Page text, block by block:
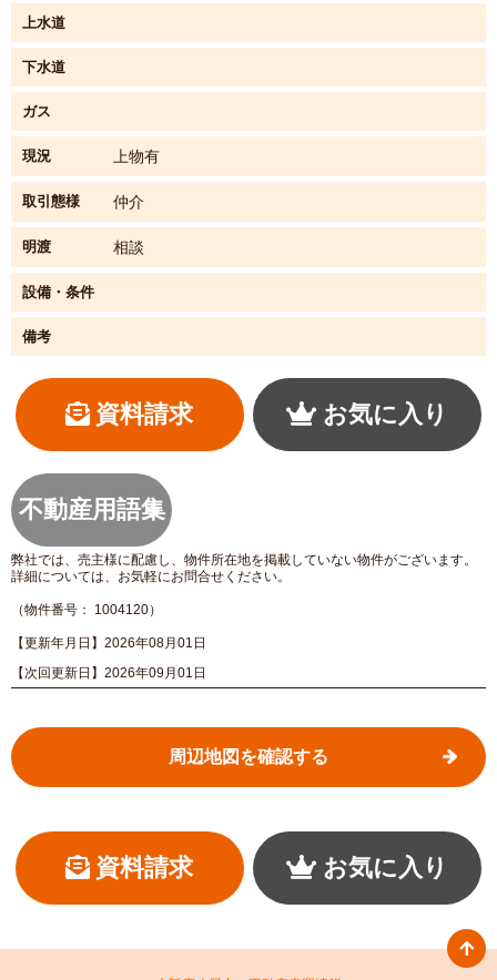
上水道
下水道
ガス
現況 上物有
取引態様 仲介
明渡 相談
設備・条件
備考
資料請求 お気に入り
不動産用語集
弊社では、売主様に配慮し、物件所在地を掲載していない物件がございます。
詳細については、お気軽にお問合せください。
（物件番号： 1004120）
【更新年月日】2026年08月01日
【次回更新日】2026年09月01日
周辺地図を確認する
資料請求 お気に入り